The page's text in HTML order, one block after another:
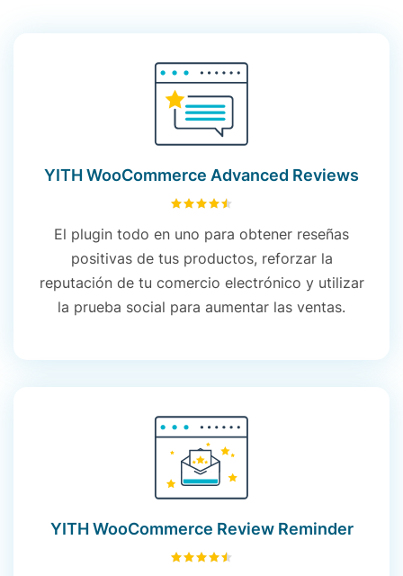
YITH WooCommerce Advanced Reviews
El plugin todo en uno para obtener reseñas
positivas de tus productos, reforzar la
reputación de tu comercio electrónico y utilizar
la prueba social para aumentar las ventas.
YITH WooCommerce Review Reminder